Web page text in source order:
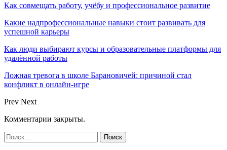
Как совмещать работу, учёбу и профессиональное развитие
Какие надпрофессиональные навыки стоит развивать для
успешной карьеры
Как люди выбирают курсы и образовательные платформы для
удалённой работы
Ложная тревога в школе Барановичей: причиной стал
конфликт в онлайн-игре
Prev Next
Комментарии закрыты.